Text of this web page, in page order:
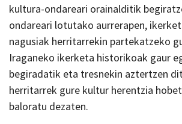
kultura-ondareari orainalditik
ondareari lotutako aurrerapen,
nagusiak herritarrekin partekatzeko
Iraganeko ikerketa historikoak gaur
begiradatik eta tresnekin aztertzen
herritarrek gure kultur herentzia
baloratu dezaten.